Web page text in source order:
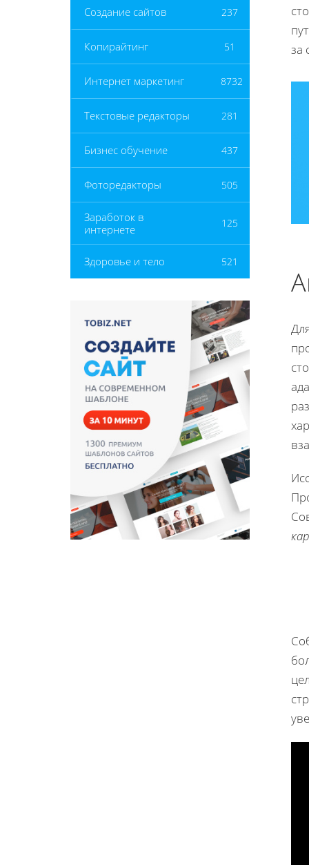
Создание сайтов 237
Копирайтинг 51
Интернет маркетинг 8732
Текстовые редакторы 281
Бизнес обучение 437
Фоторедакторы 505
Заработок в
интернете
125
Здоровье и тело 521
за